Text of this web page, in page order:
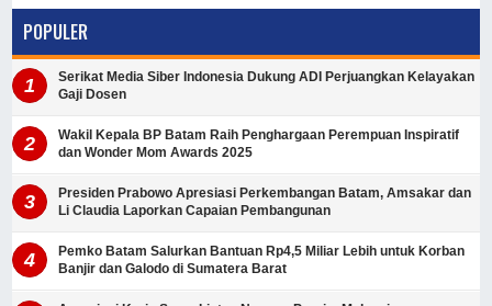
POPULER
Serikat Media Siber Indonesia Dukung ADI Perjuangkan Kelayakan
Gaji Dosen
Wakil Kepala BP Batam Raih Penghargaan Perempuan Inspiratif
dan Wonder Mom Awards 2025
Presiden Prabowo Apresiasi Perkembangan Batam, Amsakar dan
Li Claudia Laporkan Capaian Pembangunan
Pemko Batam Salurkan Bantuan Rp4,5 Miliar Lebih untuk Korban
Banjir dan Galodo di Sumatera Barat